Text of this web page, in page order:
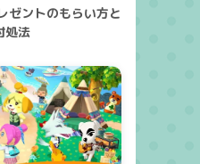
ゼントのもらい方と
処法